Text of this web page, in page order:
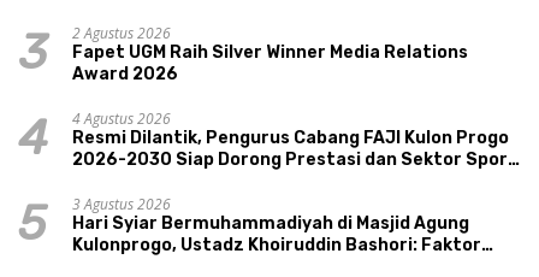
3
2 Agustus 2026
Fapet UGM Raih Silver Winner Media Relations
Award 2026
4
4 Agustus 2026
Resmi Dilantik, Pengurus Cabang FAJI Kulon Progo
2026-2030 Siap Dorong Prestasi dan Sektor Sport
5
3 Agustus 2026
Hari Syiar Bermuhammadiyah di Masjid Agung
Kulonprogo, Ustadz Khoiruddin Bashori: Faktor